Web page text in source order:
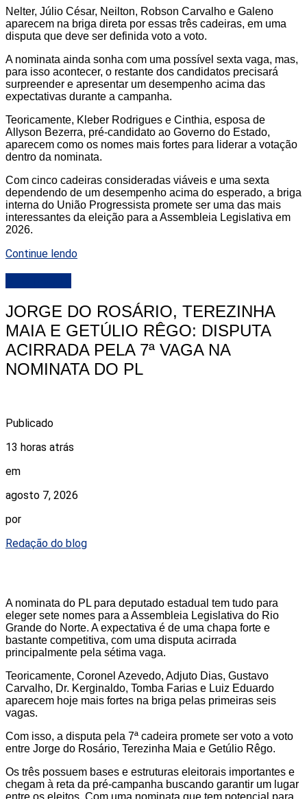
Nelter, Júlio César, Neilton, Robson Carvalho e Galeno
aparecem na briga direta por essas três cadeiras, em uma
disputa que deve ser definida voto a voto.
A nominata ainda sonha com uma possível sexta vaga, mas,
para isso acontecer, o restante dos candidatos precisará
surpreender e apresentar um desempenho acima das
expectativas durante a campanha.
Teoricamente, Kleber Rodrigues e Cinthia, esposa de
Allyson Bezerra, pré-candidato ao Governo do Estado,
aparecem como os nomes mais fortes para liderar a votação
dentro da nominata.
Com cinco cadeiras consideradas viáveis e uma sexta
dependendo de um desempenho acima do esperado, a briga
interna do União Progressista promete ser uma das mais
interessantes da eleição para a Assembleia Legislativa em
2026.
Continue lendo
JORGE DO ROSÁRIO, TEREZINHA
MAIA E GETÚLIO RÊGO: DISPUTA
ACIRRADA PELA 7ª VAGA NA
NOMINATA DO PL
Publicado
13 horas atrás
em
agosto 7, 2026
por
Redação do blog
A nominata do PL para deputado estadual tem tudo para
eleger sete nomes para a Assembleia Legislativa do Rio
Grande do Norte. A expectativa é de uma chapa forte e
bastante competitiva, com uma disputa acirrada
principalmente pela sétima vaga.
Teoricamente, Coronel Azevedo, Adjuto Dias, Gustavo
Carvalho, Dr. Kerginaldo, Tomba Farias e Luiz Eduardo
aparecem hoje mais fortes na briga pelas primeiras seis
vagas.
Com isso, a disputa pela 7ª cadeira promete ser voto a voto
entre Jorge do Rosário, Terezinha Maia e Getúlio Rêgo.
Os três possuem bases e estruturas eleitorais importantes e
chegam à reta da pré-campanha buscando garantir um lugar
entre os eleitos. Com uma nominata que tem potencial para